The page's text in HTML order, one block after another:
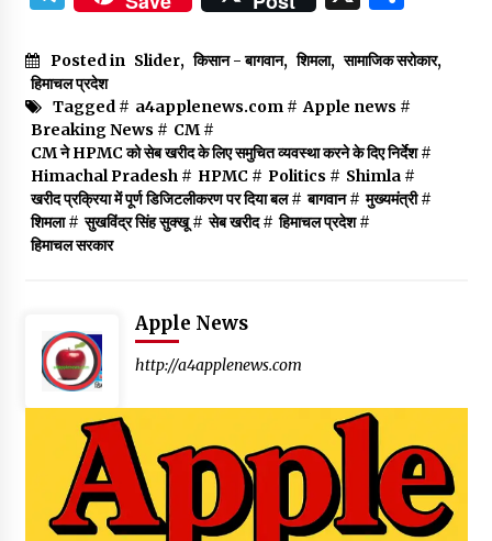
Posted in Slider, किसान - बागवान, शिमला, सामाजिक सरोकार,
हिमाचल प्रदेश
Tagged # a4applenews.com# Apple news #
Breaking News # CM#
CM ने HPMC को सेब खरीद के लिए समुचित व्यवस्था करने के दिए निर्देश#
Himachal Pradesh# HPMC# Politics # Shimla#
खरीद प्रक्रिया में पूर्ण डिजिटलीकरण पर दिया बल# बागवान# मुख्यमंत्री#
शिमला# सुखविंद्र सिंह सुक्खू# सेब खरीद# हिमाचल प्रदेश#
हिमाचल सरकार
Apple News
http://a4applenews.com